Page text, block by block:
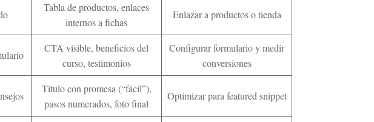
Tabla de productos, enlaces
internos a fichas
Enlazar a productos o tienda
CTA visible, beneficios del
curso, testimonios
Configurar formulario y medir
conversiones
Título con promesa (“fácil”),
pasos numerados, foto final
Optimizar para featured snippet